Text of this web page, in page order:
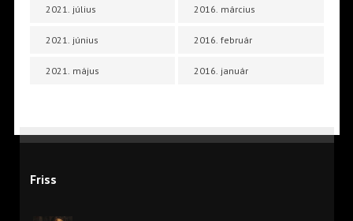
2021. július
2021. június
2021. május
2016. március
2016. február
2016. január
Friss